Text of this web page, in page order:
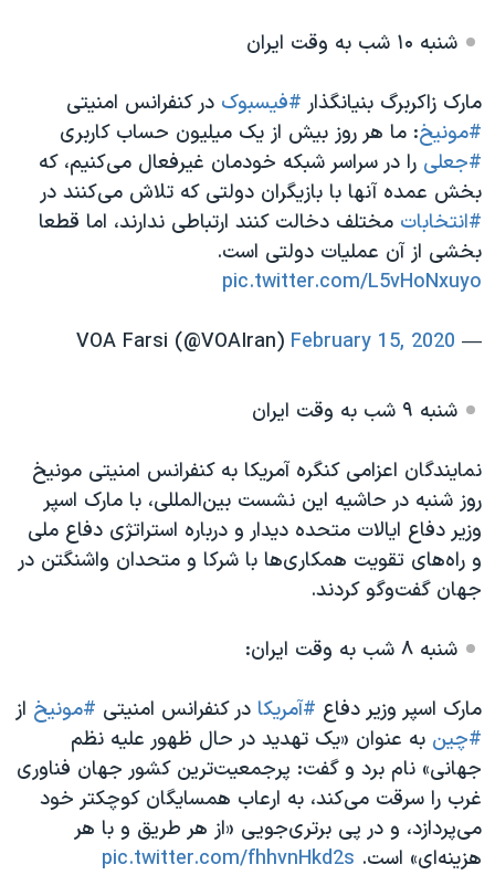
شنبه ۱۰ شب به وقت ایران
مارک زاکربرگ بنیانگذار #فیسبوک در کنفرانس امنیتی
#مونیخ: ما هر روز بیش از یک میلیون حساب کاربری
#جعلی را در سراسر شبکه خود‌مان غیرفعال می‌کنیم، که
بخش عمده آنها با بازیگران دولتی که تلاش می‌کنند در
#انتخابات مختلف دخالت کنند ارتباطی ندارند، اما قطعا
بخشی از آن عملیات دولتی است.
pic.twitter.com/L5vHoNxuyo
— VOA Farsi (@VOAIran)
February 15, 2020
شنبه ۹ شب به وقت ایران
نمایندگان اعزامی کنگره آمریکا به کنفرانس امنیتی مونیخ
روز شنبه در حاشیه این نشست بین‌المللی، با مارک اسپر
وزیر دفاع ایالات متحده دیدار و درباره استراتژی دفاع ملی
و راه‌های تقویت همکاری‌ها با شرکا و متحدان واشنگتن در
جهان گفت‌وگو کردند.
شنبه ۸ شب به وقت ایران:
مارک اسپر وزیر دفاع #آمریکا در کنفرانس امنیتی #مونیخ از
#چین به عنوان «یک تهدید در حال ظهور علیه نظم
جهانی» نام برد و گفت: پرجمعیت‌ترین کشور جهان فناوری
غرب را سرقت می‌کند، به ارعاب همسایگان کوچکتر‌ خود
می‌پردازد، و در پی برتری‌جویی «از هر طریق و با هر
هزینه‌ای» است. pic.twitter.com/fhhvnHkd2s